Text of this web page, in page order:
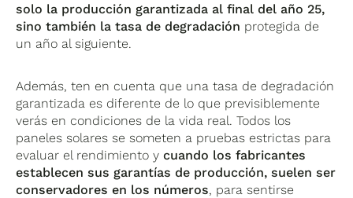
solo la producción garantizada al final del año 25,
sino también la tasa de degradación protegida de
un año al siguiente.
Además, ten en cuenta que una tasa de degradación
garantizada es diferente de lo que previsiblemente
verás en condiciones de la vida real. Todos los
paneles solares se someten a pruebas estrictas para
evaluar el rendimiento ycuando los fabricantes
establecen sus garantías de producción, suelen ser
conservadores en los números, para sentirse